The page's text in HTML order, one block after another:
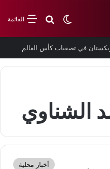
القائمةبحث عن
الوضع المظلم
في تصفيات كأس العالم
الشناوي
أخبار محلية